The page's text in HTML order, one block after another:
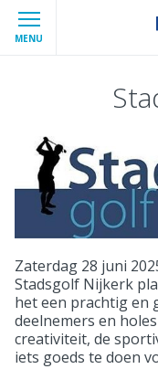
MENU
Zaterdag 28 juni
Stadsgolf Nijkerk
het een prachtig en
deelnemers en
creativiteit, de
iets goeds te doen